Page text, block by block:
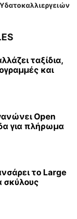
Υδατοκαλλιεργειών
ταξίδια,
και
Open
για πλήρωμα
το Large
σκύλους